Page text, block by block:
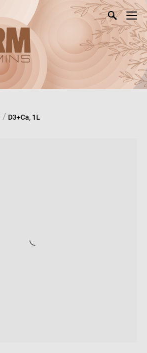
/ D3+Ca, 1L